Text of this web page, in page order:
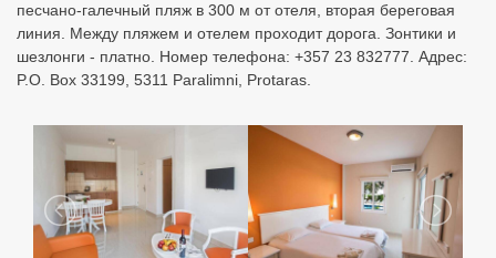
песчано-галечный пляж в 300 м от отеля, вторая береговая
линия. Между пляжем и отелем проходит дорога. Зонтики и
шезлонги - платно. Номер телефона: +357 23 832777. Адрес:
P.O. Box 33199, 5311 Paralimni, Protaras.